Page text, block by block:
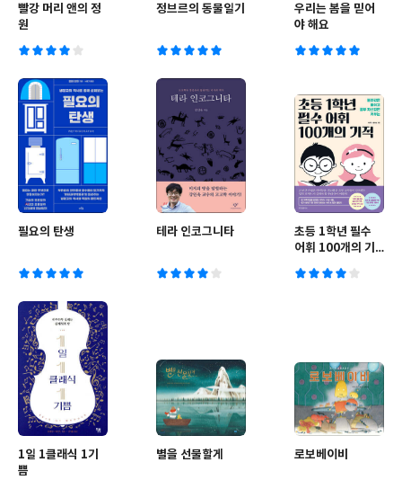
빨강 머리 앤의 정
원
정브르의 동물일기
우리는 봄을 믿어
야 해요
필요의 탄생 테라 인코그니타
초등 1학년 필수
어휘 100개의 기
1일 1클래식 1기
쁨
별을 선물할게 로보베이비